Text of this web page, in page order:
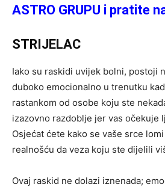
ASTRO GRUPU i pratite
STRIJELAC
Iako su raskidi uvijek bolni, postoji
duboko emocionalno u trenutku
rastankom od osobe koju ste
izazovno razdoblje jer vas očekuje
Osjećat ćete kako se vaše srce
realnošću da veza koju ste dijelili
Ovaj raskid ne dolazi iznenada;